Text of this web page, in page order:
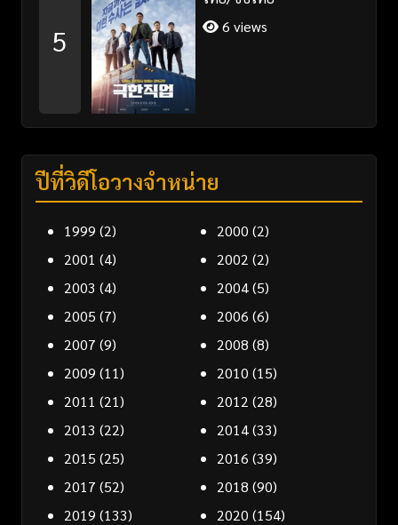
5
6 views
ปีที่วิดีโอวางจำหน่าย
1999 (2) 2000 (2)
2001 (4) 2002 (2)
2003 (4) 2004(5)
2005 (7) 2006 (6)
2007 (9) 2008 (8)
2009 (11) 2010 (15)
2011 (21) 2012 (28)
2013 (22) 2014(33)
2015 (25) 2016 (39)
2017 (52) 2018 (90)
2019 (133) 2020 (154)